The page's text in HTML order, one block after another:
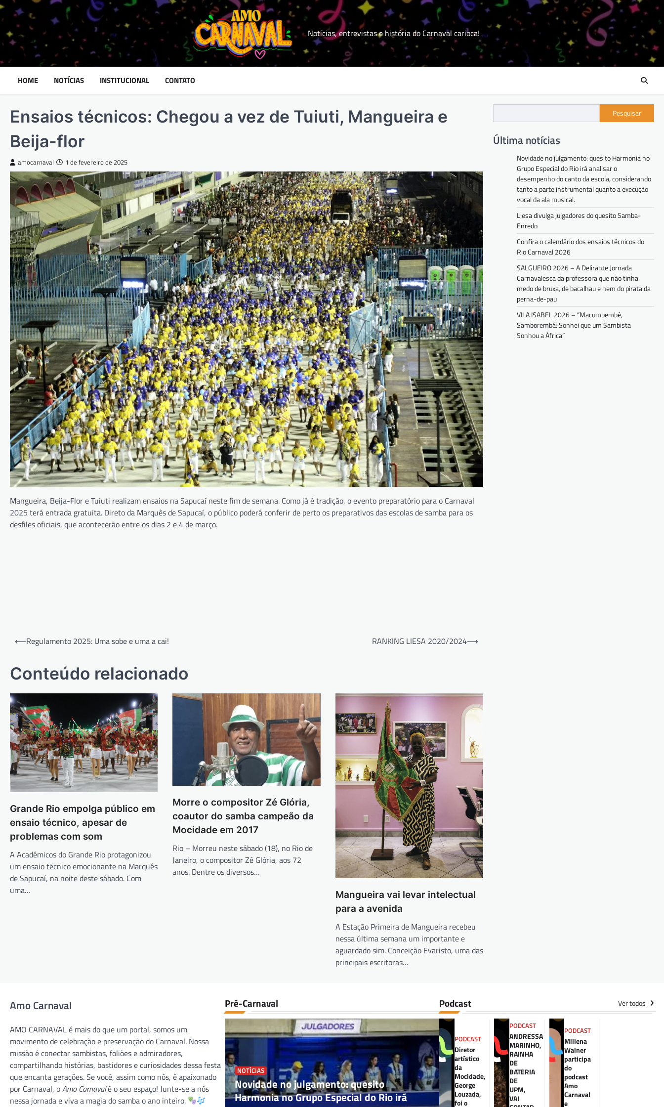
Skip
to
content
Notícias, entrevistas e história do Carnaval carioca!
HOME NOTÍCIAS INSTITUCIONAL CONTATO
Ensaios técnicos: Chegou a vez de Tuiuti, Mangueira e
Beija-flor
amocarnaval 1 de fevereiro de 2025
Mangueira, Beija-Flor e Tuiuti realizam ensaios na Sapucaí neste fim de semana. Como já é tradição, o evento preparatório para o Carnaval
2025 terá entrada gratuita. Direto da Marquês de Sapucaí, o público poderá conferir de perto os preparativos das escolas de samba para os
desfiles oficiais, que acontecerão entre os dias 2 e 4 de março.
Navegação
Post
⟵Regulamento 2025: Uma sobe e uma a cai! RANKING LIESA 2020/2024⟶
Conteúdo relacionado
Grande Rio empolga público em
ensaio técnico, apesar de
problemas com som
A Acadêmicos do Grande Rio protagonizou
um ensaio técnico emocionante na Marquês
de Sapucaí, na noite deste sábado. Com
uma…
Morre o compositor Zé Glória,
coautor do samba campeão da
Mocidade em 2017
Rio – Morreu neste sábado (18), no Rio de
Janeiro, o compositor Zé Glória, aos 72
anos. Dentre os diversos…
Mangueira vai levar intelectual
para a avenida
A Estação Primeira de Mangueira recebeu
nessa última semana um importante e
aguardado sim. Conceição Evaristo, uma das
principais escritoras…
Pesquisar
Última notícias
Novidade no julgamento: quesito Harmonia no
Grupo Especial do Rio irá analisar o
desempenho do canto da escola, considerando
tanto a parte instrumental quanto a execução
vocal da ala musical.
Liesa divulga julgadores do quesito Samba-
Enredo
Confira o calendário dos ensaios técnicos do
Rio Carnaval 2026
SALGUEIRO 2026 – A Delirante Jornada
Carnavalesca da professora que não tinha
medo de bruxa, de bacalhau e nem do pirata da
perna-de-pau
VILA ISABEL 2026 – “Macumbembê,
Samborembá: Sonhei que um Sambista
Sonhou a África”
Amo Carnaval
AMO CARNAVAL é mais do que um portal, somos um
movimento de celebração e preservação do Carnaval. Nossa
missão é conectar sambistas, foliões e admiradores,
compartilhando histórias, bastidores e curiosidades dessa festa
que encanta gerações. Se você, assim como nós, é apaixonado
por Carnaval, oAmo Carnavalé o seu espaço! Junte-se a nós
nessa jornada e viva a magia do samba o ano inteiro.
Pré-Carnaval
CARNAVAL 2026 CARNAVAL RJ
GRUPO ESPECIAL
VILA ISABEL
NOTÍCIAS
Novidade no julgamento: quesito
Harmonia no Grupo Especial do Rio irá
Podcast Ver todos
PODCAST
Diretor
artístico
da
Mocidade,
George
Louzada,
foi o
PODCAST
ANDRESSA
MARINHO,
RAINHA
DE
BATERIA
DE
UPM,
VAI
PODCAST
Millena
Wainer
participa
do
podcast
Amo
Carnaval
e